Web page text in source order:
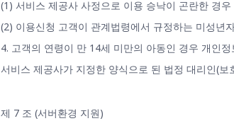
(1) 서비스 제공사 사정으로 이용 승낙이 곤란한 경우
(2) 이용신청 고객이 관계법령에서 규정하는 미성년
4. 고객의 연령이 만 14세 미만의 아동인 경우 개인
서비스 제공사가 지정한 양식으로 된 법정 대리인(
제 7 조 (서버환경 지원)